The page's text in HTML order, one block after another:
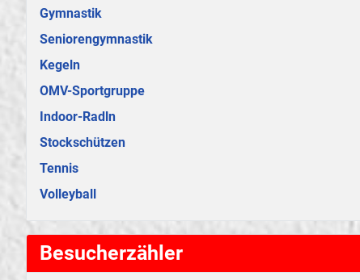
Gymnastik
Seniorengymnastik
Kegeln
OMV-Sportgruppe
Indoor-Radln
Stockschützen
Tennis
Volleyball
Besucherzähler